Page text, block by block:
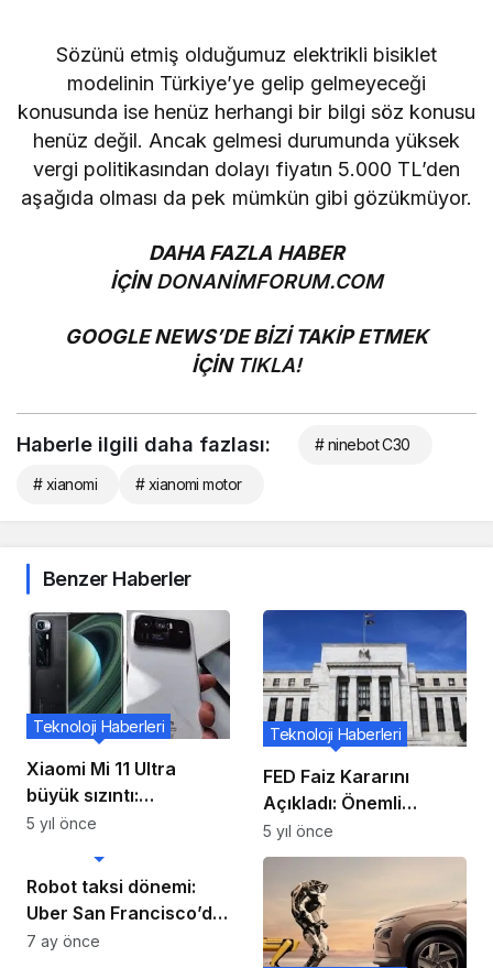
Sözünü etmiş olduğumuz elektrikli bisiklet
modelinin Türkiye’ye gelip gelmeyeceği
konusunda ise henüz herhangi bir bilgi söz konusu
henüz değil. Ancak gelmesi durumunda yüksek
vergi politikasından dolayı fiyatın 5.000 TL’den
aşağıda olması da pek mümkün gibi gözükmüyor.
DAHA FAZLA HABER
İÇİNDONANİMFORUM.COM
GOOGLE NEWS’DE BİZİ TAKİP ETMEK
İÇİN TIKLA!
Haberle ilgili daha fazlası: # ninebot C30
# xianomi # xianomi motor
Benzer Haberler
Xiaomi Mi 11 Ultra
büyük sızıntı:
Uygulamalı video, 120X
ekrana sahip devasa
50MP üçlü kamera
muhafazasını ortaya
koyuyor
Teknoloji Haberleri
5 yıl önce
FED Faiz Kararını
Açıkladı: Önemli
Gelişmeler Var
Teknoloji Haberleri
5 yıl önce
Robot taksi dönemi:
Uber San Francisco’da
hizmete hazırlanıyor
7 ay önce